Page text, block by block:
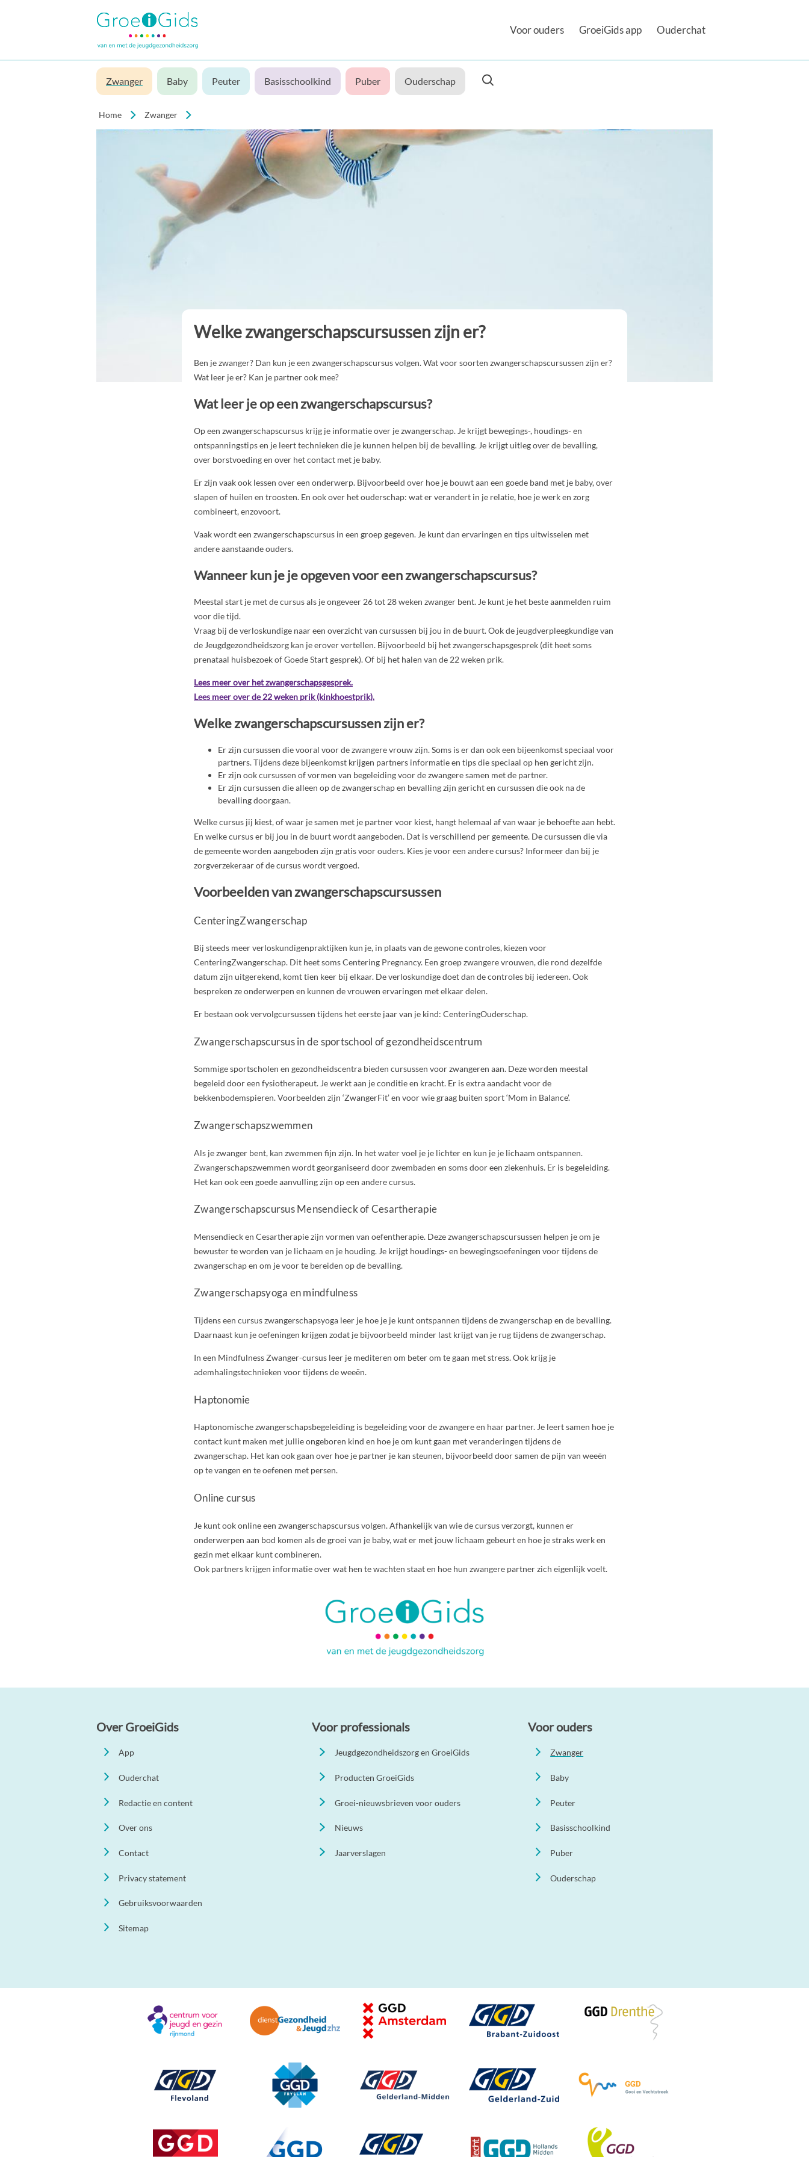
Voor ouders GroeiGids app Ouderchat
Zwanger Baby Peuter Basisschoolkind Puber Ouderschap
Home Zwanger
Welke zwangerschapscursussen zijn er?
Ben je zwanger? Dan kun je een zwangerschapscursus volgen. Wat voor soorten zwangerschapscursussen zijn er?
Wat leer je er? Kan je partner ook mee?
Wat leer je op een zwangerschapscursus?
Op een zwangerschapscursus krijg je informatie over je zwangerschap. Je krijgt bewegings-, houdings- en
ontspanningstips en je leert technieken die je kunnen helpen bij de bevalling. Je krijgt uitleg over de bevalling,
over borstvoeding en over het contact met je baby.
Er zijn vaak ook lessen over een onderwerp. Bijvoorbeeld over hoe je bouwt aan een goede band met je baby, over
slapen of huilen en troosten. En ook over het ouderschap: wat er verandert in je relatie, hoe je werk en zorg
combineert, enzovoort.
Vaak wordt een zwangerschapscursus in een groep gegeven. Je kunt dan ervaringen en tips uitwisselen met
andere aanstaande ouders.
Wanneer kun je je opgeven voor een zwangerschapscursus?
Meestal start je met de cursus als je ongeveer 26 tot 28 weken zwanger bent. Je kunt je het beste aanmelden ruim
voor die tijd.
Vraag bij de verloskundige naar een overzicht van cursussen bij jou in de buurt. Ook de jeugdverpleegkundige van
de Jeugdgezondheidszorg kan je erover vertellen. Bijvoorbeeld bij het zwangerschapsgesprek (dit heet soms
prenataal huisbezoek of Goede Start gesprek). Of bij het halen van de 22 weken prik.
Lees meer over het zwangerschapsgesprek.
Lees meer over de 22 weken prik (kinkhoestprik).
Welke zwangerschapscursussen zijn er?
Er zijn cursussen die vooral voor de zwangere vrouw zijn. Soms is er dan ook een bijeenkomst speciaal voor
partners. Tijdens deze bijeenkomst krijgen partners informatie en tips die speciaal op hen gericht zijn.
Er zijn ook cursussen of vormen van begeleiding voor de zwangere samen met de partner.
Er zijn cursussen die alleen op de zwangerschap en bevalling zijn gericht en cursussen die ook na de
bevalling doorgaan.
Welke cursus jij kiest, of waar je samen met je partner voor kiest, hangt helemaal af van waar je behoefte aan hebt.
En welke cursus er bij jou in de buurt wordt aangeboden. Dat is verschillend per gemeente. De cursussen die via
de gemeente worden aangeboden zijn gratis voor ouders. Kies je voor een andere cursus? Informeer dan bij je
zorgverzekeraar of de cursus wordt vergoed.
Voorbeelden van zwangerschapscursussen
CenteringZwangerschap
Bij steeds meer verloskundigenpraktijken kun je, in plaats van de gewone controles, kiezen voor
CenteringZwangerschap. Dit heet soms Centering Pregnancy. Een groep zwangere vrouwen, die rond dezelfde
datum zijn uitgerekend, komt tien keer bij elkaar. De verloskundige doet dan de controles bij iedereen. Ook
bespreken ze onderwerpen en kunnen de vrouwen ervaringen met elkaar delen.
Er bestaan ook vervolgcursussen tijdens het eerste jaar van je kind: CenteringOuderschap.
Zwangerschapscursus in de sportschool of gezondheidscentrum
Sommige sportscholen en gezondheidscentra bieden cursussen voor zwangeren aan. Deze worden meestal
begeleid door een fysiotherapeut. Je werkt aan je conditie en kracht. Er is extra aandacht voor de
bekkenbodemspieren. Voorbeelden zijn ‘ZwangerFit’ en voor wie graag buiten sport ‘Mom in Balance’.
Zwangerschapszwemmen
Als je zwanger bent, kan zwemmen fijn zijn. In het water voel je je lichter en kun je je lichaam ontspannen.
Zwangerschapszwemmen wordt georganiseerd door zwembaden en soms door een ziekenhuis. Er is begeleiding.
Het kan ook een goede aanvulling zijn op een andere cursus.
Zwangerschapscursus Mensendieck of Cesartherapie
Mensendieck en Cesartherapie zijn vormen van oefentherapie. Deze zwangerschapscursussen helpen je om je
bewuster te worden van je lichaam en je houding. Je krijgt houdings- en bewegingsoefeningen voor tijdens de
zwangerschap en om je voor te bereiden op de bevalling.
Zwangerschapsyoga en mindfulness
Tijdens een cursus zwangerschapsyoga leer je hoe je je kunt ontspannen tijdens de zwangerschap en de bevalling.
Daarnaast kun je oefeningen krijgen zodat je bijvoorbeeld minder last krijgt van je rug tijdens de zwangerschap.
In een Mindfulness Zwanger-cursus leer je mediteren om beter om te gaan met stress. Ook krijg je
ademhalingstechnieken voor tijdens de weeën.
Haptonomie
Haptonomische zwangerschapsbegeleiding is begeleiding voor de zwangere en haar partner. Je leert samen hoe je
contact kunt maken met jullie ongeboren kind en hoe je om kunt gaan met veranderingen tijdens de
zwangerschap. Het kan ook gaan over hoe je partner je kan steunen, bijvoorbeeld door samen de pijn van weeën
op te vangen en te oefenen met persen.
Online cursus
Je kunt ook online een zwangerschapscursus volgen. Afhankelijk van wie de cursus verzorgt, kunnen er
onderwerpen aan bod komen als de groei van je baby, wat er met jouw lichaam gebeurt en hoe je straks werk en
gezin met elkaar kunt combineren.
Ook partners krijgen informatie over wat hen te wachten staat en hoe hun zwangere partner zich eigenlijk voelt.
Over GroeiGids
App
Ouderchat
Redactie en content
Over ons
Contact
Privacy statement
Gebruiksvoorwaarden
Sitemap
Voor professionals
Jeugdgezondheidszorg en GroeiGids
Producten GroeiGids
Groei-nieuwsbrieven voor ouders
Nieuws
Jaarverslagen
Voor ouders
Zwanger
Baby
Peuter
Basisschoolkind
Puber
Ouderschap